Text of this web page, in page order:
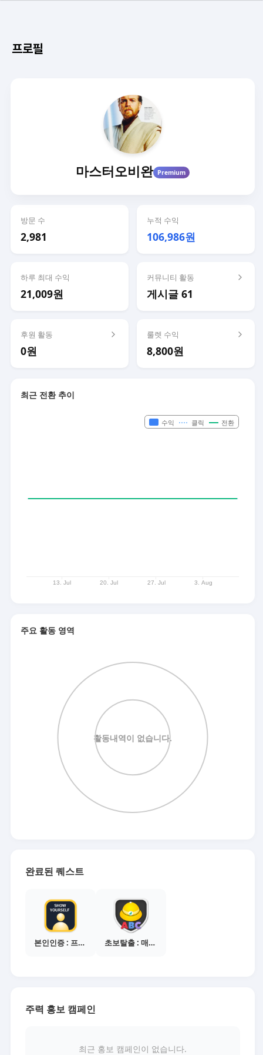
프로필
마스터오비완 Premium
방문 수
2,981
누적 수익
106,986원
하루 최대 수익
21,009원
커뮤니티 활동
게시글 61
후원 활동
0원
룰렛 수익
8,800원
최근 전환 추이
주요 활동 영역
완료된 퀘스트
본인인증 : 프로필 사진등록 초보탈출 : 매체별 활동 가이드보기
주력 홍보 캠페인
최근 홍보 캠페인이 없습니다.